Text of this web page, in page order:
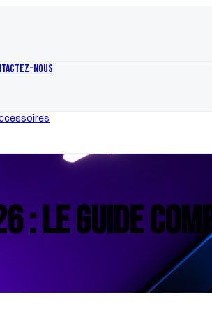
nous
: Le guide